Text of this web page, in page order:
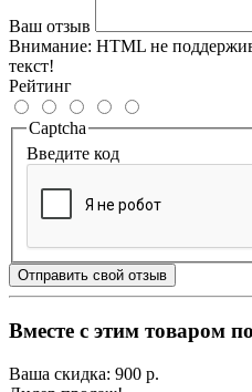
Ваш отзыв
Внимание: HTML не
текст!
Рейтинг
Captcha
Введите код
Отправить свой отзыв
Вместе с этим товаром
Ваша скидка: 900 р.